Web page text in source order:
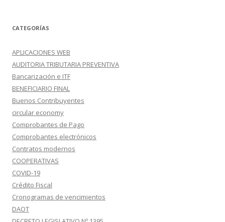
CATEGORÍAS
APLICACIONES WEB
AUDITORIA TRIBUTARIA PREVENTIVA
Bancarización e ITF
BENEFICIARIO FINAL
Buenos Contribuyentes
circular economy
Comprobantes de Pago
Comprobantes electrónicos
Contratos modernos
COOPERATIVAS
COVID-19
Crédito Fiscal
Cronogramas de vencimientos
DAOT